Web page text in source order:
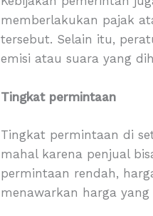
memberlakukan pajak
tersebut. Selain itu,
emisi atau suara yang
Tingkat permintaan
Tingkat permintaan di
mahal karena penjual
permintaan rendah,
menawarkan harga